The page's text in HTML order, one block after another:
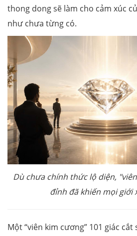
thong dong sẽ làm cho cảm xúc
như chưa từng có.
Dù chưa chính thức lộ diện,
đỉnh đã khiến mọi giới
Một “viên kim cương” 101 giác